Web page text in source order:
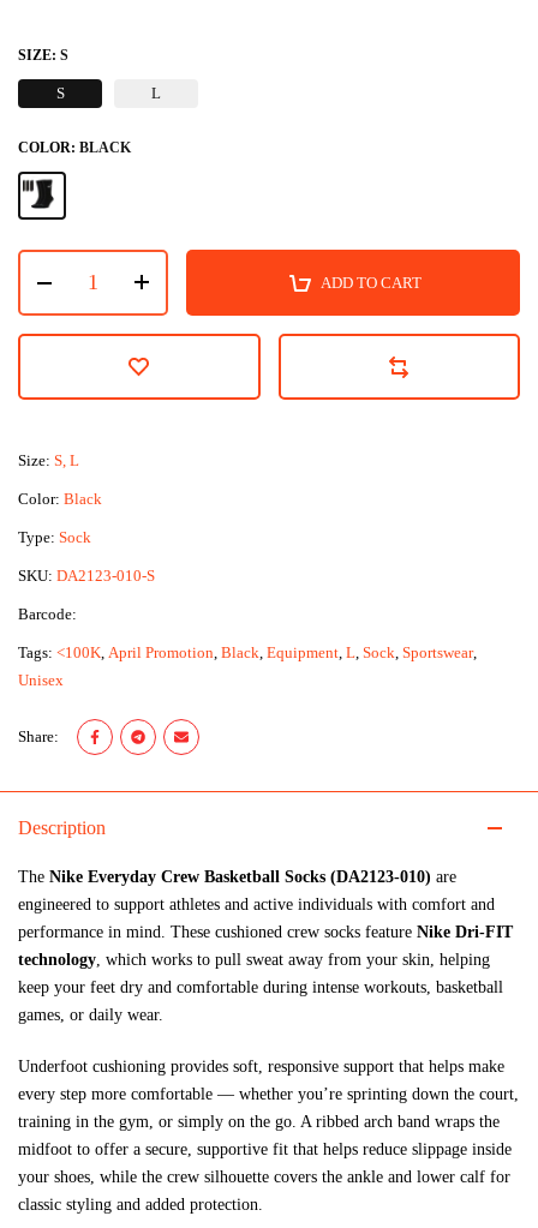
SIZE: S
S L
COLOR: BLACK
ADD TO CART
Size: S, L
Color: Black
Type: Sock
SKU: DA2123-010-S
Barcode:
Tags: <100K, April Promotion, Black, Equipment, L, Sock, Sportswear,
Unisex
Share:
Description
The Nike Everyday Crew Basketball Socks (DA2123‑010) are
engineered to support athletes and active individuals with comfort and
performance in mind. These cushioned crew socks feature Nike Dri‑FIT
technology, which works to pull sweat away from your skin, helping
keep your feet dry and comfortable during intense workouts, basketball
games, or daily wear.
Underfoot cushioning provides soft, responsive support that helps make
every step more comfortable — whether you’re sprinting down the court,
training in the gym, or simply on the go. A ribbed arch band wraps the
midfoot to offer a secure, supportive fit that helps reduce slippage inside
your shoes, while the crew silhouette covers the ankle and lower calf for
classic styling and added protection.